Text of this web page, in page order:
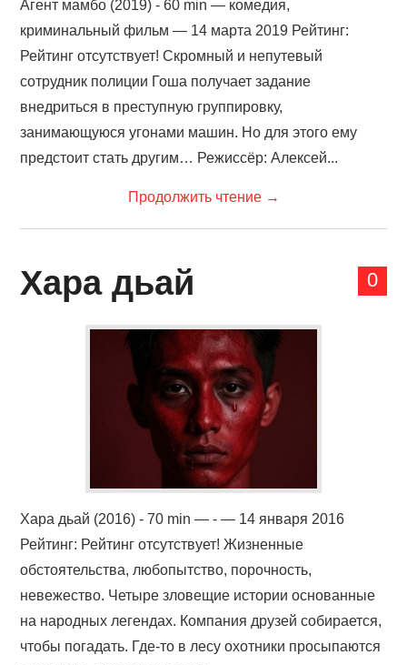
Агент мамбо (2019) - 60 min — комедия,
криминальный фильм — 14 марта 2019 Рейтинг:
Рейтинг отсутствует! Скромный и непутевый
сотрудник полиции Гоша получает задание
внедриться в преступную группировку,
занимающуюся угонами машин. Но для этого ему
предстоит стать другим… Режиссёр: Алексей...
Продолжить чтение →
0
Хара дьай
Хара дьай (2016) - 70 min — - — 14 января 2016
Рейтинг: Рейтинг отсутствует! Жизненные
обстоятельства, любопытство, порочность,
невежество. Четыре зловещие истории основанные
на народных легендах. Компания друзей собирается,
чтобы погадать. Где-то в лесу охотники просыпаются